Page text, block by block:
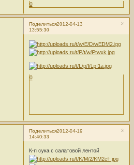
0
Поделиться 2
2012-04-13
13:55:30
0
Поделиться 3
2012-04-19
14:40:33
К-п сука с салатовой лентой